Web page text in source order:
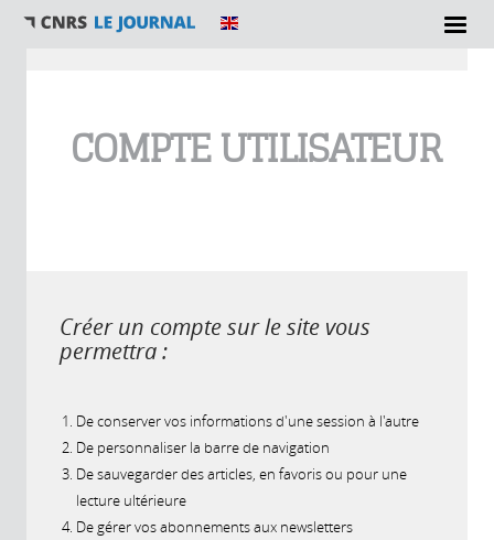
COMPTE UTILISATEUR
Créer un compte sur le site vous
permettra :
De conserver vos informations d'une session à l'autre
De personnaliser la barre de navigation
De sauvegarder des articles, en favoris ou pour une
lecture ultérieure
De gérer vos abonnements aux newsletters